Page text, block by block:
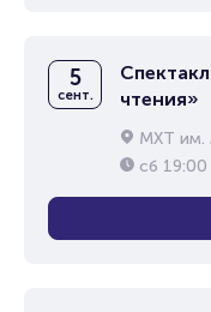
5
сент.
чтения»
МХТ им.
сб 19:00